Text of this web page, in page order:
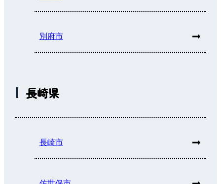
別府市
長崎県
長崎市